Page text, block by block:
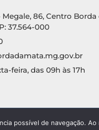
86, Centro Borda
37.564-000
feira, das 09h às 17h
possível de navegação.